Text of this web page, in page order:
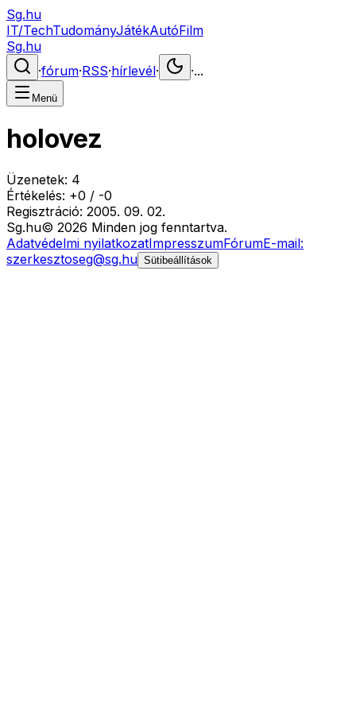
Sg.hu
IT/TechTudományJátékAutóFilm
Sg.hu
·fórum·RSS·hírlevél· ·...
Menü
holovez
Üzenetek: 4
Értékelés: +0 / -0
Regisztráció: 2005. 09. 02.
Sg.hu© 2026 Minden jog fenntartva.
Adatvédelmi nyilatkozatImpresszumFórumE-mail:
szerkesztoseg@sg.hu Sütibeállítások